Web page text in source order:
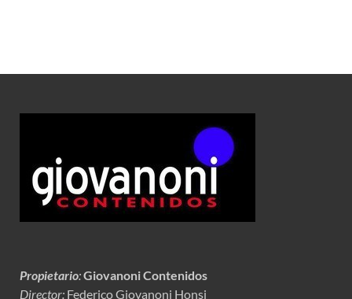
Propietario:Giovanoni Contenidos
Director: Federico Giovanoni Honsi